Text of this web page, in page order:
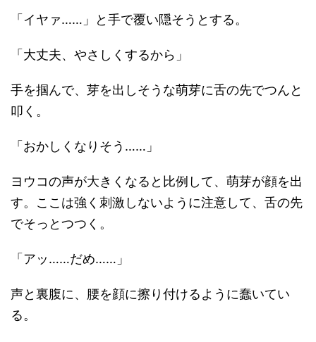
「イヤァ……」と手で覆い隠そうとする。
「大丈夫、やさしくするから」
手を掴んで、芽を出しそうな萌芽に舌の先でつんと
叩く。
「おかしくなりそう……」
ヨウコの声が大きくなると比例して、萌芽が顔を出
す。ここは強く刺激しないように注意して、舌の先
でそっとつつく。
「アッ……だめ……」
声と裏腹に、腰を顔に擦り付けるように蠢いてい
る。